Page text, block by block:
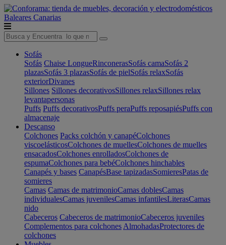
Baleares Canarias
Sofás
Sofás Chaise LongueRinconerasSofás camaSofás 2
plazasSofás 3 plazasSofás de pielSofás relaxSofás
exteriorDivanes
Sillones Sillones decorativosSillones relaxSillones relax
levantapersonas
Puffs Puffs decorativosPuffs peraPuffs reposapiésPuffs con
almacenaje
Descanso
Colchones Packs colchón y canapéColchones
viscoelásticosColchones de muellesColchones de muelles
ensacadosColchones enrolladosColchones de
espumaColchones para bebéColchones hinchables
Canapés y bases CanapésBase tapizadasSomieresPatas de
somieres
Camas Camas de matrimonioCamas doblesCamas
individualesCamas juvenilesCamas infantilesLiterasCamas
nido
Cabeceros Cabeceros de matrimonioCabeceros juveniles
Complementos para colchones AlmohadasProtectores de
colchones